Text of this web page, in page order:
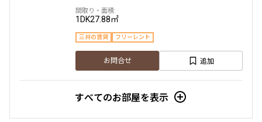
1DK27.88㎡
三井の賃貸 フリーレント
お問合せ 追加
すべてのお部屋を表示